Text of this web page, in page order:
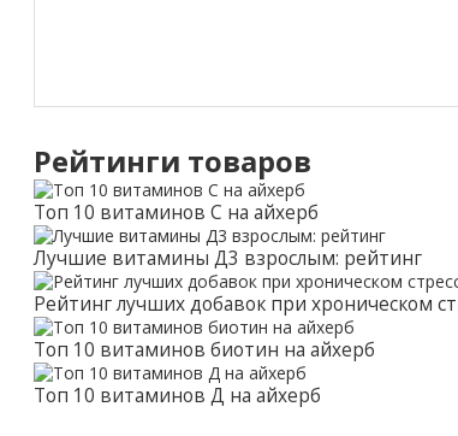
Рейтинги товаров
Топ 10 витаминов С на айхерб
Лучшие витамины Д3 взрослым: рейтинг
Рейтинг лучших добавок при хроническом
Топ 10 витаминов биотин на айхерб
Топ 10 витаминов Д на айхерб